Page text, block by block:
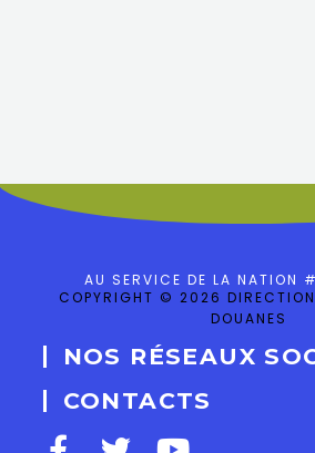
AU SERVICE DE LA NATION
COPYRIGHT © 2026 DIRECTION
DOUANES
NOS RÉSEAUX
CONTACTS